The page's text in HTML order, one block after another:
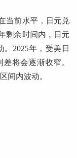
当前水平，日元兑
剩余时间内，日元
。2025年，受美日
将会逐渐收窄。
间内波动。